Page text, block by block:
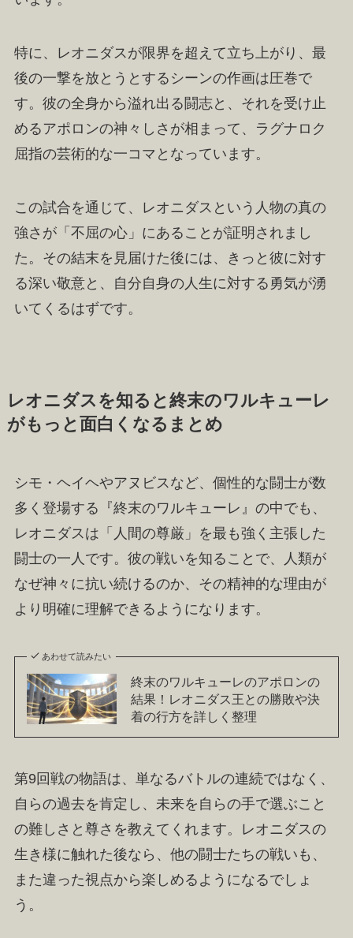
特に、レオニダスが限界を超えて立ち上がり、最
後の一撃を放とうとするシーンの作画は圧巻で
す。彼の全身から溢れ出る闘志と、それを受け止
めるアポロンの神々しさが相まって、ラグナロク
屈指の芸術的な一コマとなっています。
この試合を通じて、レオニダスという人物の真の
強さが「不屈の心」にあることが証明されまし
た。その結末を見届けた後には、きっと彼に対す
る深い敬意と、自分自身の人生に対する勇気が湧
いてくるはずです。
レオニダスを知ると終末のワルキューレ
がもっと面白くなるまとめ
シモ・ヘイヘやアヌビスなど、個性的な闘士が数
多く登場する『終末のワルキューレ』の中でも、
レオニダスは「人間の尊厳」を最も強く主張した
闘士の一人です。彼の戦いを知ることで、人類が
なぜ神々に抗い続けるのか、その精神的な理由が
より明確に理解できるようになります。
あわせて読みたい
終末のワルキューレのアポロンの
結果！レオニダス王との勝敗や決
着の行方を詳しく整理
第9回戦の物語は、単なるバトルの連続ではなく、
自らの過去を肯定し、未来を自らの手で選ぶこと
の難しさと尊さを教えてくれます。レオニダスの
生き様に触れた後なら、他の闘士たちの戦いも、
また違った視点から楽しめるようになるでしょ
う。